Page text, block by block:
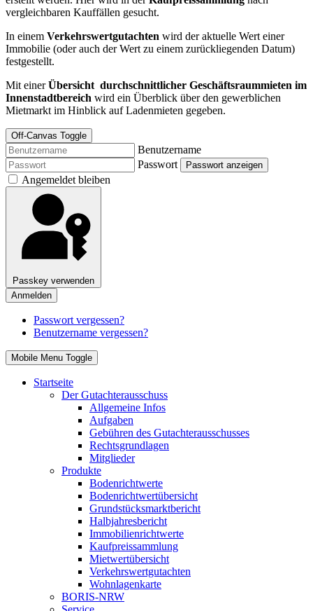
vergleichbaren Kauffällen gesucht.
In einem Verkehrswertgutachten wird der aktuelle Wert einer
Immobilie (oder auch der Wert zu einem zurückliegenden Datum)
festgestellt.
Mit einerÜbersicht durchschnittlicher Geschäftsraummieten im
Innenstadtbereich wird ein Überblick über den gewerblichen
Mietmarkt im Hinblick auf Ladenmieten gegeben.
Off-Canvas Toggle
Benutzername
Passwort
Passwort anzeigen
Angemeldet bleiben
Passkey verwenden
Anmelden
Passwort vergessen?
Benutzername vergessen?
Mobile Menu Toggle
Startseite
Der Gutachterausschuss
Allgemeine Infos
Aufgaben
Gebühren des Gutachterausschusses
Rechtsgrundlagen
Mitglieder
Produkte
Bodenrichtwerte
Bodenrichtwertübersicht
Grundstücksmarktbericht
Halbjahresbericht
Immobilienrichtwerte
Kaufpreissammlung
Mietwertübersicht
Verkehrswertgutachten
Wohnlagenkarte
BORIS-NRW